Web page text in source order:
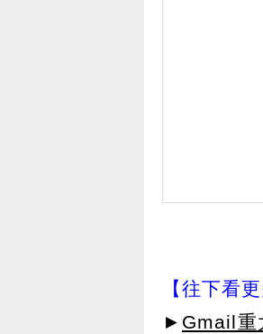
【往下看更
► Gmail重